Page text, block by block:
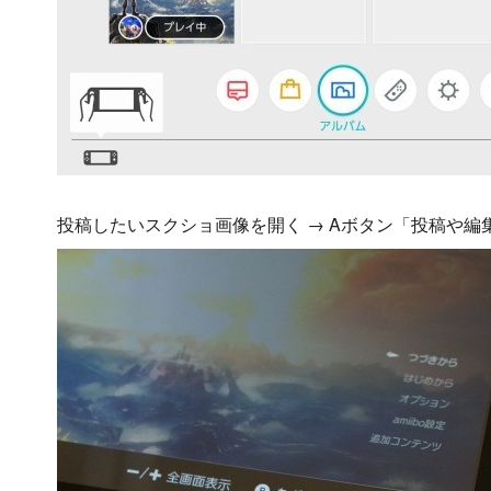
投稿したいスクショ画像を開く → Aボタン「投稿や